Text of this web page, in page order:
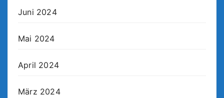
Juni 2024
Mai 2024
April 2024
März 2024